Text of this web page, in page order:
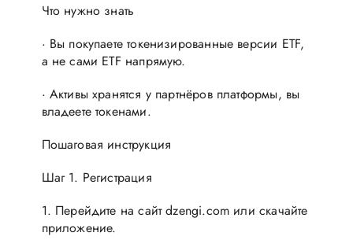
Что нужно знать
· Вы покупаете токенизированные версии ETF,
а не сами ETF напрямую.
· Активы хранятся у партнёров платформы, вы
владеете токенами.
Пошаговая инструкция
Шаг 1. Регистрация
1. Перейдите на сайт dzengi.com или скачайте
приложение.